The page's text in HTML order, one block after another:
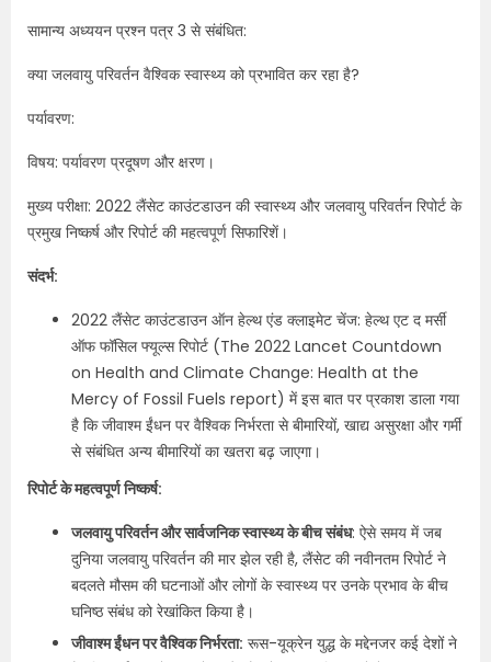
सामान्य अध्ययन प्रश्न पत्र 3 से संबंधित:
क्या जलवायु परिवर्तन वैश्विक स्वास्थ्य को प्रभावित कर रहा है?
पर्यावरण:
विषय: पर्यावरण प्रदूषण और क्षरण।
मुख्य परीक्षा: 2022 लैंसेट काउंटडाउन की स्वास्थ्य और जलवायु परिवर्तन रिपोर्ट के
प्रमुख निष्कर्ष और रिपोर्ट की महत्वपूर्ण सिफारिशें।
संदर्भ:
2022 लैंसेट काउंटडाउन ऑन हेल्थ एंड क्लाइमेट चेंज: हेल्थ एट द मर्सी
ऑफ फॉसिल फ्यूल्स रिपोर्ट (The 2022 Lancet Countdown
on Health and Climate Change: Health at the
Mercy of Fossil Fuels report) में इस बात पर प्रकाश डाला गया
है कि जीवाश्म ईंधन पर वैश्विक निर्भरता से बीमारियों, खाद्य असुरक्षा और गर्मी
से संबंधित अन्य बीमारियों का खतरा बढ़ जाएगा।
रिपोर्ट के महत्वपूर्ण निष्कर्ष:
जलवायु परिवर्तन और सार्वजनिक स्वास्थ्य के बीच संबंध: ऐसे समय में जब
दुनिया जलवायु परिवर्तन की मार झेल रही है, लैंसेट की नवीनतम रिपोर्ट ने
बदलते मौसम की घटनाओं और लोगों के स्वास्थ्य पर उनके प्रभाव के बीच
घनिष्ठ संबंध को रेखांकित किया है।
जीवाश्म ईंधन पर वैश्विक निर्भरता: रूस-यूक्रेन युद्ध के मद्देनजर कई देशों ने